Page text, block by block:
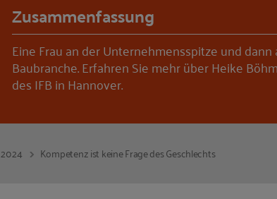
Zusammenfassung
Eine Frau an der Unternehmensspitze und
Baubranche. Erfahren Sie mehr über Heike
des IFB in Hannover.
2024 Kompetenz ist keine Frage des Geschlechts